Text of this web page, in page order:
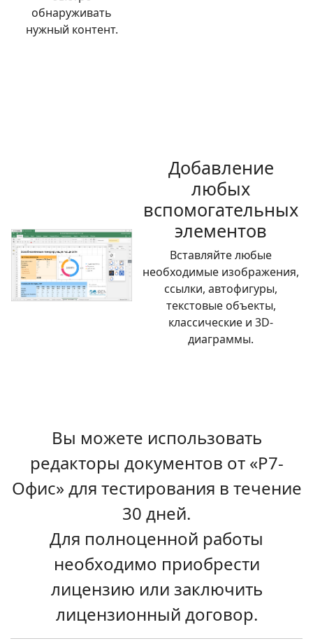
обнаруживать
нужный контент.
Добавление
любых
вспомогательных
элементов
Вставляйте любые
необходимые изображения,
ссылки, автофигуры,
текстовые объекты,
классические и 3D-
диаграммы.
Вы можете использовать
редакторы документов от «Р7-
Офис» для тестирования в течение
30 дней.
Для полноценной работы
необходимо приобрести
лицензию или заключить
лицензионный договор.